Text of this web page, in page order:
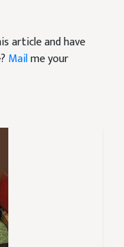
article and have
Mailme your